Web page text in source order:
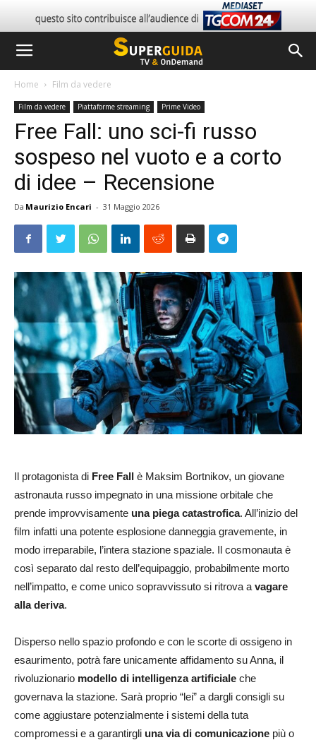
Home Film da vedere
Film da vedere Piattaforme streaming Prime Video
Free Fall: uno sci-fi russo
sospeso nel vuoto e a corto
di idee – Recensione
Da Maurizio Encari - 31 Maggio 2026
Il protagonista di Free Fall è Maksim Bortnikov, un giovane
astronauta russo impegnato in una missione orbitale che
prende improvvisamente una piega catastrofica. All’inizio del
film infatti una potente esplosione danneggia gravemente, in
modo irreparabile, l’intera stazione spaziale. Il cosmonauta è
così separato dal resto dell’equipaggio, probabilmente morto
nell’impatto, e come unico sopravvissuto si ritrova a vagare
alla deriva.
Disperso nello spazio profondo e con le scorte di ossigeno in
esaurimento, potrà fare unicamente affidamento su Anna, il
rivoluzionario modello di intelligenza artificiale che
governava la stazione. Sarà proprio “lei” a dargli consigli su
come aggiustare potenzialmente i sistemi della tuta
compromessi e a garantirgli una via di comunicazione più o